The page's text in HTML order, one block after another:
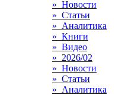
» Новости
» Статьи
» Аналитика
» Книги
» Видео
» 2026/02
» Новости
» Статьи
» Аналитика